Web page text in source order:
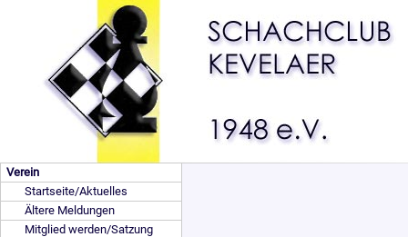
Verein
Startseite/Aktuelles
Ältere Meldungen
Mitglied werden/Satzung